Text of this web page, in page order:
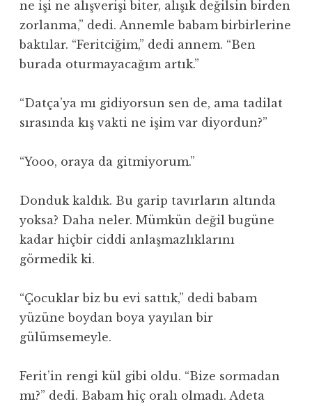
ne işi ne alışverişi biter, alışık değilsin birden
zorlanma,” dedi. Annemle babam birbirlerine
baktılar. “Feritciğim,” dedi annem. “Ben
burada oturmayacağım artık.”
“Datça’ya mı gidiyorsun sen de, ama tadilat
sırasında kış vakti ne işim var diyordun?”
“Yooo, oraya da gitmiyorum.”
Donduk kaldık. Bu garip tavırların altında
yoksa? Daha neler. Mümkün değil bugüne
kadar hiçbir ciddi anlaşmazlıklarını
görmedik ki.
“Çocuklar biz bu evi sattık,” dedi babam
yüzüne boydan boya yayılan bir
gülümsemeyle.
Ferit’in rengi kül gibi oldu. “Bize sormadan
mı?” dedi. Babam hiç oralı olmadı. Adeta